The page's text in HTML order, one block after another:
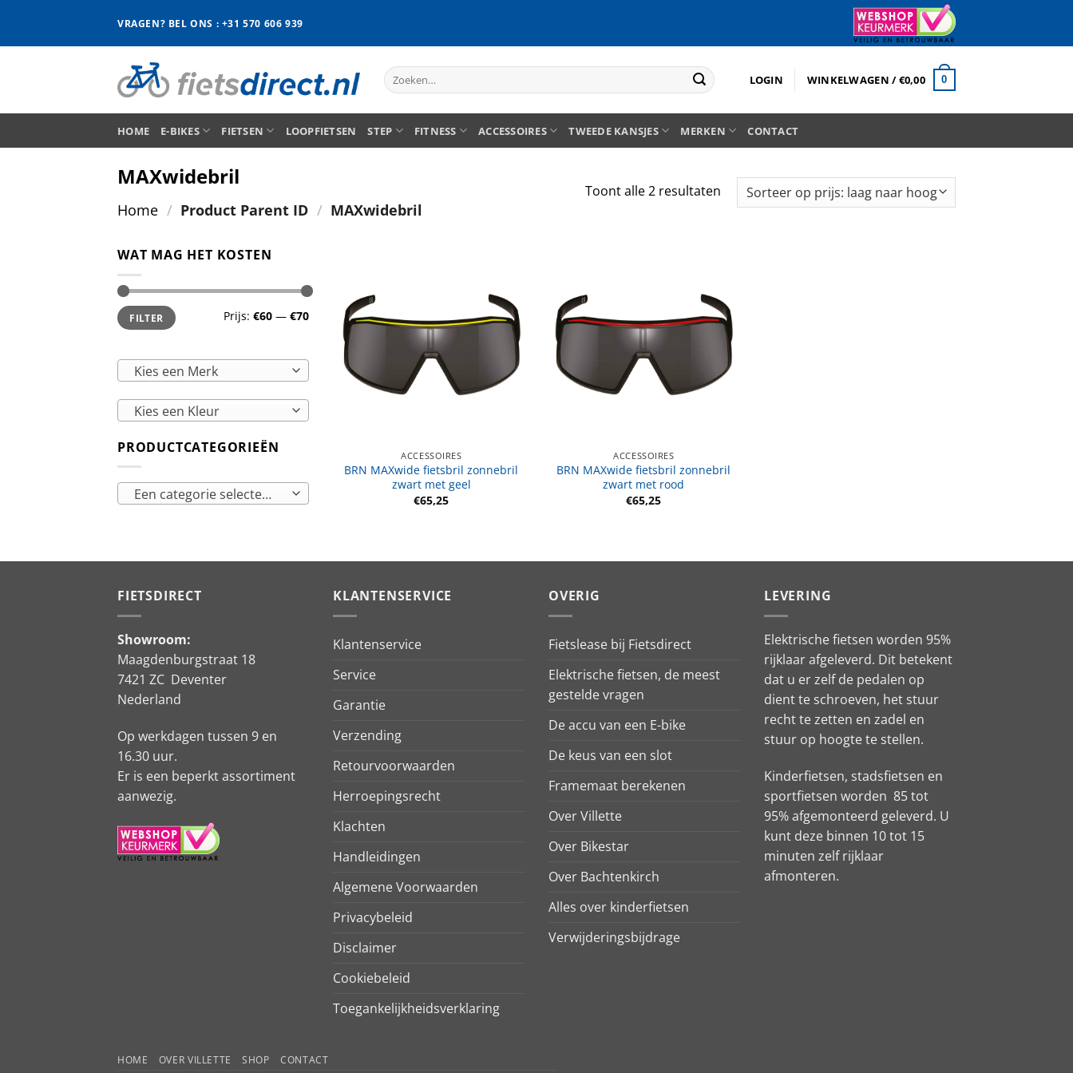
inhoud
VRAGEN? BEL ONS : +31 570 606 939
Zoeken
naar:
LOGIN WINKELWAGEN /€0,00 0
HOME E-BIKES FIETSEN LOOPFIETSEN STEP FITNESS ACCESSOIRES TWEEDE KANSJES MERKEN CONTACT
MAXwidebril
Home / Product Parent ID / MAXwidebril
Toont alle 2 resultatenGesorteerd
WAT MAG HET KOSTEN
Min.
prijs
Max.
prijsFILTER Prijs: €60 — €70
Kies een Merk
Kies een Kleur
PRODUCTCATEGORIEËN
Een categorie selecteren
ACCESSOIRES
BRN MAXwide fietsbril zonnebril
zwart met geel
€65,25
ACCESSOIRES
BRN MAXwide fietsbril zonnebril
zwart met rood
€65,25
FIETSDIRECT
Showroom:
Maagdenburgstraat 18
7421 ZC Deventer
Nederland
Op werkdagen tussen 9 en
16.30 uur.
Er is een beperkt assortiment
aanwezig.
KLANTENSERVICE
Klantenservice
Service
Garantie
Verzending
Retourvoorwaarden
Herroepingsrecht
Klachten
Handleidingen
Algemene Voorwaarden
Privacybeleid
Disclaimer
Cookiebeleid
Toegankelijkheidsverklaring
OVERIG
Fietslease bij Fietsdirect
Elektrische fietsen, de meest
gestelde vragen
De accu van een E-bike
De keus van een slot
Framemaat berekenen
Over Villette
Over Bikestar
Over Bachtenkirch
Alles over kinderfietsen
Verwijderingsbijdrage
LEVERING
Elektrische fietsen worden 95%
rijklaar afgeleverd. Dit betekent
dat u er zelf de pedalen op
dient te schroeven, het stuur
recht te zetten en zadel en
stuur op hoogte te stellen.
Kinderfietsen, stadsfietsen en
sportfietsen worden 85 tot
95% afgemonteerd geleverd. U
kunt deze binnen 10 tot 15
minuten zelf rijklaar
afmonteren.
HOME OVER VILLETTE SHOP CONTACT